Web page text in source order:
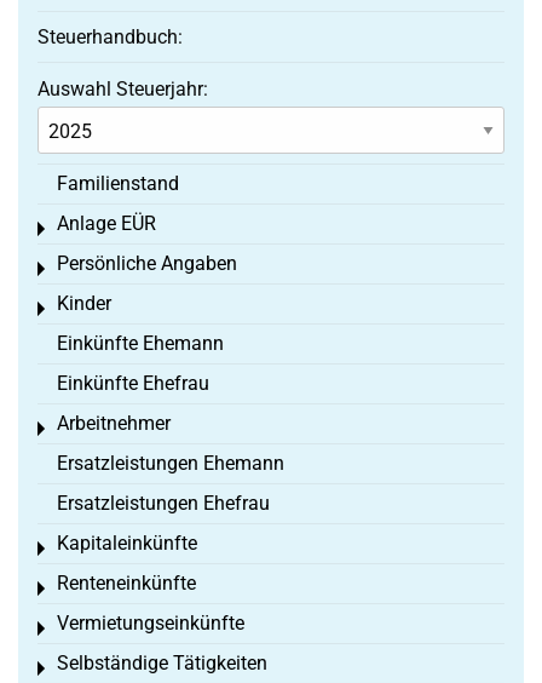
Steuerhandbuch:
Auswahl Steuerjahr:
Familienstand
Anlage EÜR
Toggle menu
Persönliche Angaben
Toggle menu
Kinder
Toggle menu
Einkünfte Ehemann
Einkünfte Ehefrau
Arbeitnehmer
Toggle menu
Ersatzleistungen Ehemann
Ersatzleistungen Ehefrau
Kapitaleinkünfte
Toggle menu
Renteneinkünfte
Toggle menu
Vermietungseinkünfte
Toggle menu
Selbständige Tätigkeiten
Toggle menu